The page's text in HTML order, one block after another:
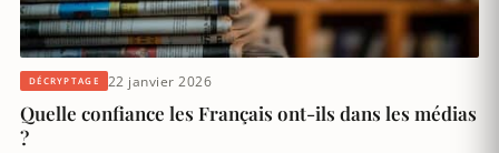
DÉCRYPTAGE 22 janvier 2026
Quelle confiance les Français ont-ils dans les médias
?